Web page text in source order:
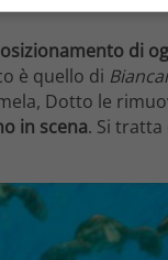
di
è quello di
Dotto le
in scena. Si tratta